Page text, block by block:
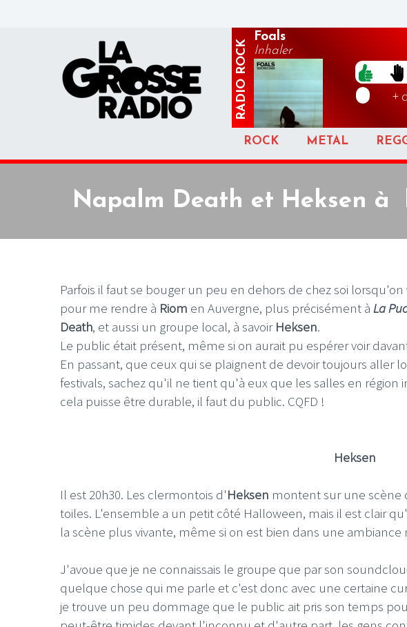
RADIO
ROCK
Foals
Inhaler
+
ROCK METAL
Napalm Death et Heksen à
Parfois il faut se bouger un peu en dehors de chez soi
pour me rendre à Riom en Auvergne, plus précisément à La
Death, et aussi un groupe local, à savoir Heksen.
Le public était présent, même si on aurait pu espérer voir
En passant, que ceux qui se plaignent de devoir toujours aller
festivals, sachez qu'il ne tient qu'à eux que les salles en
cela puisse être durable, il faut du public. CQFD !
Heksen
Il est 20h30. Les clermontois d'Heksen montent sur une scène
toiles. L'ensemble a un petit côté Halloween, mais il est clair
la scène plus vivante, même si on est bien dans une ambiance
J'avoue que je ne connaissais le groupe que par son
quelque chose qui me parle et c'est donc avec une certaine
je trouve un peu dommage que le public ait pris son temps